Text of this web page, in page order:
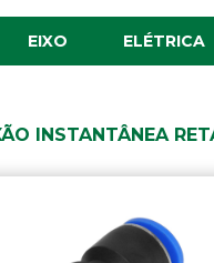
EIXO ELÉTRICA
INSTANTÂNEA